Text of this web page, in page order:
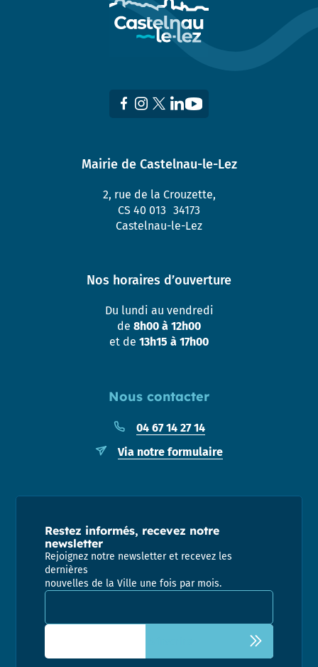
Nous contacter
04 67 14 27 14
Via notre formulaire
Mairie de Castelnau-le-Lez
2, rue de la Crouzette,
CS 40 013 34173
Castelnau-le-Lez
Nos horaires d’ouverture
Du lundi au vendredi
de 8h00 à 12h00
et de 13h15 à 17h00
Restez informés, recevez notre
newsletter
Rejoignez notre newsletter et recevez les
dernières
nouvelles de la Ville une fois par mois.
Adresse email pour la newsletter